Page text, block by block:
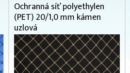
Ochranná síť polyethylen
(PET) 20/1,0 mm kámen
uzlová